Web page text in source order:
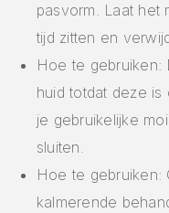
pasvorm. Laat het
tijd zitten en
Hoe te
huid totdat deze is
je gebruikelijke
sluiten.
Hoe te gebruiken:
kalmerende